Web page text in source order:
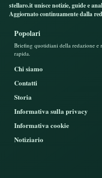
stellaro.it unisce notizie, guide e
Aggiornato continuamente dalla
Popolari
Briefing quotidiani della redazione e
rapida.
Chi siamo
Contatti
Storia
Informativa sulla privacy
Informativa cookie
Notiziario